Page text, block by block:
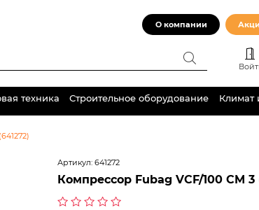
О компании
техника Строительное оборудование Климат
Артикул:641272
Компрессор Fubag VCF/100 СM 3